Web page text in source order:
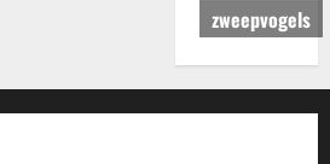
zweepvogels